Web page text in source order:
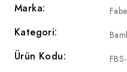
Marka:
Kategori:
Ürün Kodu: